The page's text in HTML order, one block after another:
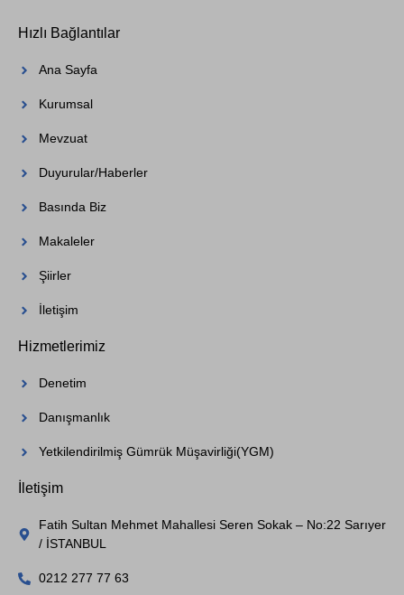
Hızlı Bağlantılar
Ana Sayfa
Kurumsal
Mevzuat
Duyurular/Haberler
Basında Biz
Makaleler
Şiirler
İletişim
Hizmetlerimiz
Denetim
Danışmanlık
Yetkilendirilmiş Gümrük Müşavirliği(YGM)
İletişim
Fatih Sultan Mehmet Mahallesi Seren Sokak – No:22 Sarıyer
/ İSTANBUL
0212 277 77 63